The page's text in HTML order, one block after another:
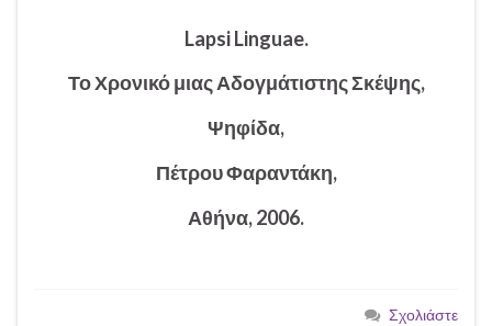
Lapsi Linguae.
Το Χρονικό μιας Αδογμάτιστης Σκέψης,
Ψηφίδα,
Πέτρου Φαραντάκη,
Αθήνα, 2006.
Σχολιάστε